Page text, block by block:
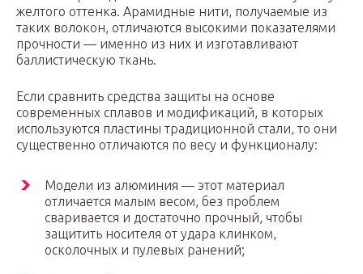
желтого оттенка. Арамидные нити, получаемые из
таких волокон, отличаются высокими показателями
прочности — именно из них и изготавливают
баллистическую ткань.
Если сравнить средства защиты на основе
современных сплавов и модификаций, в которых
используются пластины традиционной стали, то они
существенно отличаются по весу и функционалу:
Модели из алюминия — этот материал
отличается малым весом, без проблем
сваривается и достаточно прочный, чтобы
защитить носителя от удара клинком,
осколочных и пулевых ранений;